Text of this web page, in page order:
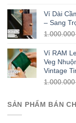
Ví Dài
– Sang
Ví RAM
Veg
Vintage
SẢN PHẨM BÁN